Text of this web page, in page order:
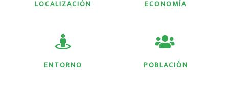
LOCALIZACIÓN ECONOMÍA
ENTORNO POBLACIÓN